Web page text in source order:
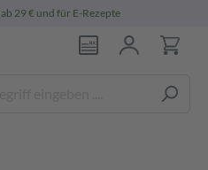
ab 29 € und für E-Rezepte